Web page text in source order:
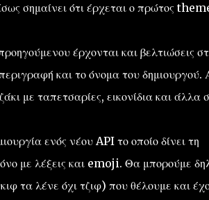
σημαίνει ότι έρχεται ο πρώτος
έρχονται και βελτιώσεις
και το όνομα του δημιουργού.
με ταπετσαρίες, εικονίδια και άλλα
ενός νέου API το οποίο δίνει τη
με λέξεις και emoji. Θα μπορούμε
τα λένε όχι τζιφ) που θέλουμε και